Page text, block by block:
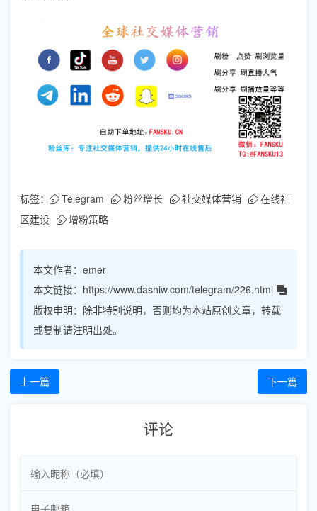
标签： Telegram 粉丝增长 社交媒体营销
在线社
区建设
增粉策略
本文作者： emer
本文链接： https://www.dashiw.com/telegram/226.html
版权申明： 除非特别说明，否则均为本站原创文章，转载
或复制请注明出处。
上一篇 下一篇
评论